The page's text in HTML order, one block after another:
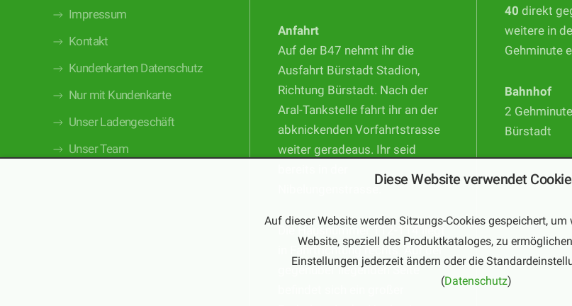
Impressum
Kontakt
Kundenkarten Datenschutz
Nur mit Kundenkarte
Unser Ladengeschäft
Unser Team
Anfahrt
Auf der B47 nehmt ihr die
Ausfahrt Bürstadt Stadion,
Richtung Bürstadt. Nach der
Aral-Tankstelle fahrt ihr an der
abknickenden Vorfahrtstrasse
weiter geradeaus. Ihr seid
Die Hausnummer 112-114 liegt
in Fahrtrichtung rechts. Auf der
gegenüber liegenden Seite
40 direkt
weitere in
Gehminute
Bahnhof
2
Bürstadt
Diese Website verwendet
Auf dieser Website werden Sitzungs-Cookies gespeichert,
Website, speziell des Produktkataloges, zu
Einstellungen jederzeit ändern oder die
(Datenschutz)